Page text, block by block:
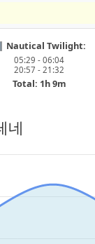
Nautical Twilight:
05:29 - 06:04
20:57 - 21:32
Total: 1h 9m
네